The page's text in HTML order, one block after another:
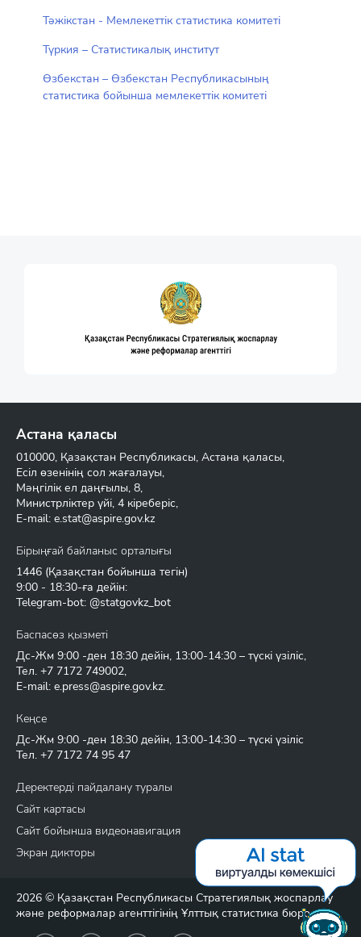
Тәжікстан - Мемлекеттік статистика комитеті
Түркия – Статистикалық институт
Өзбекстан – Өзбекстан Республикасының
статистика бойынша мемлекеттік комитеті
Астана қаласы
010000, Қазақстан Республикасы, Астана қаласы,
Есіл өзенінің сол жағалауы,
Мәңгілік ел даңғылы, 8,
Министрліктер үйі, 4 кіреберіс,
E-mail: e.stat@aspire.gov.kz
Бірыңғай байланыс орталығы
1446 (Қазақстан бойынша тегін)
9:00 - 18:30-ға дейін:
Telegram-bot: @statgovkz_bot
Баспасөз қызметі
Дс-Жм 9:00 -ден 18:30 дейін, 13:00-14:30 – түскі үзіліс,
Тел. +7 7172 749002,
E-mail: e.press@aspire.gov.kz.
Кеңсе
Дс-Жм 9:00 -ден 18:30 дейін, 13:00-14:30 – түскі үзіліс
Тел. +7 7172 74 95 47
Деректерді пайдалану туралы
Сайт картасы
Сайт бойынша видеонавигация
Экран дикторы
2026 © Қазақстан Республикасы Стратегиялық жоспарлау
және реформалар агенттігінің Ұлттық статистика бюросы